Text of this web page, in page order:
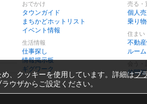
おでかけ
タウンガイド
まちかどホットリスト
イベント情報
生活情報
仕事探し
情報掲示板
ギグワーク
売る・
個人
乗り
住まい
不動
ルー
仲間
、クッキーを使用しています。詳細はプ
ウザからご設定ください。